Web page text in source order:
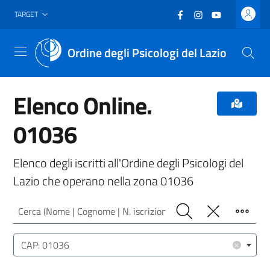
Vai al header
Vai al contenuto principale
Vai al footer
TARGET Facebook
(nuova scheda -
Instagram
(nuova scheda
YouTube
(nuova
Ordine degli Psicologi del Lazio
Menu
Elenco Online.
01036
Elenco degli iscritti all'Ordine degli Psicologi del
Lazio che operano nella zona 01036
Cerca (Nome | Cognome | N. iscrizione)
Cerca PulisciFiltro
Luogo (CAP | Comune | Provincia)
×
CAP: 01036